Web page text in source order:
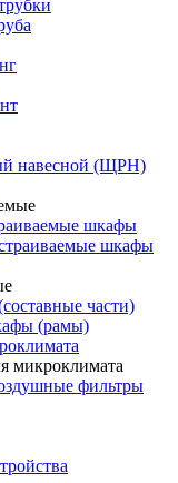
навесной (ЩРН)
шкафы
шкафы
части)
(рамы)
микроклимата
фильтры